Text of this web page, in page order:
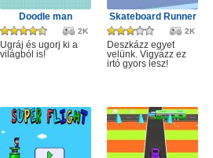
Doodle man
2K
Ugráj és ugorj ki a
világból is!
Skateboard Runner
2K
Deszkázz egyet
velünk. Vigyázz ez
irtó gyors lesz!